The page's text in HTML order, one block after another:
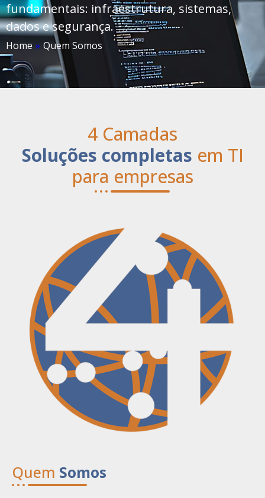
fundamentais: infraestrutura, sistemas,
dados e segurança.
Home » Quem Somos
4 Camadas
Soluções completas em TI
para empresas
Quem Somos